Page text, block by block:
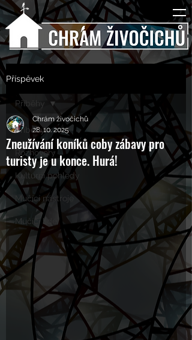
Příspěvek
Příběhy
Rozhovory
Kulturní pohledy
Mučící nástroje
Mučící lidé
Příběhy
Zneužívání koníků coby zábavy pro
turisty je u konce. Hurá!
Chrám živočichů
28. 10. 2025